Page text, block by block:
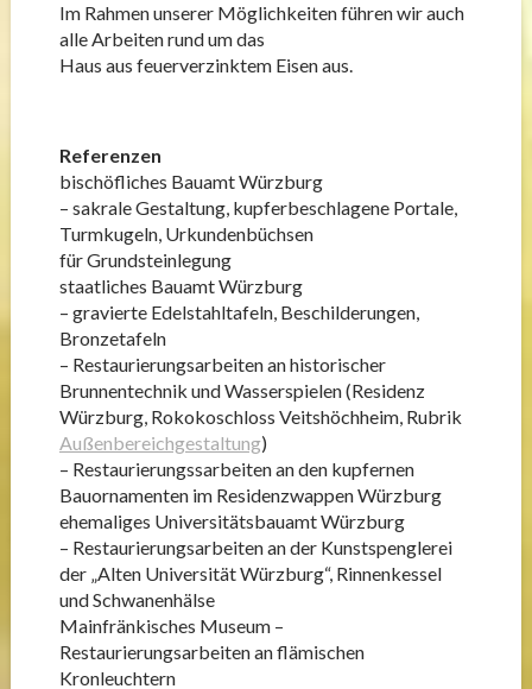
Im Rahmen unserer Möglichkeiten führen wir auch
alle Arbeiten rund um das
Haus aus feuerverzinktem Eisen aus.
Referenzen
bischöfliches Bauamt Würzburg
– sakrale Gestaltung, kupferbeschlagene Portale,
Turmkugeln, Urkundenbüchsen
für Grundsteinlegung
staatliches Bauamt Würzburg
– gravierte Edelstahltafeln, Beschilderungen,
Bronzetafeln
– Restaurierungsarbeiten an historischer
Brunnentechnik und Wasserspielen (Residenz
Würzburg, Rokokoschloss Veitshöchheim, Rubrik
Außenbereichgestaltung)
– Restaurierungssarbeiten an den kupfernen
Bauornamenten im Residenzwappen Würzburg
ehemaliges Universitätsbauamt Würzburg
– Restaurierungsarbeiten an der Kunstspenglerei
der „Alten Universität Würzburg“, Rinnenkessel
und Schwanenhälse
Mainfränkisches Museum –
Restaurierungsarbeiten an flämischen
Kronleuchtern